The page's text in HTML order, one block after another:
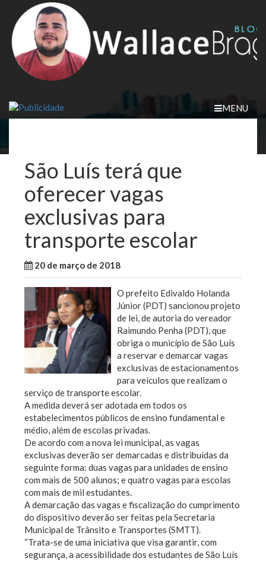
content
MENU
São Luís terá que
oferecer vagas
exclusivas para
transporte escolar
20 de março de 2018
O prefeito Edivaldo Holanda
Júnior (PDT) sancionou projeto
de lei, de autoria do vereador
Raimundo Penha (PDT), que
obriga o município de São Luís
a reservar e demarcar vagas
exclusivas de estacionamentos
para veículos que realizam o
serviço de transporte escolar.
A medida deverá ser adotada em todos os
estabelecimentos públicos de ensino fundamental e
médio, além de escolas privadas.
De acordo com a nova lei municipal, as vagas
exclusivas deverão ser demarcadas e distribuídas da
seguinte forma: duas vagas para unidades de ensino
com mais de 500 alunos; e quatro vagas para escolas
com mais de mil estudantes.
A demarcação das vagas e fiscalização do cumprimento
do dispositivo deverão ser feitas pela Secretaria
Municipal de Trânsito e Transportes (SMTT).
“Trata-se de uma iniciativa que visa garantir, com
segurança, a acessibilidade dos estudantes de São Luís